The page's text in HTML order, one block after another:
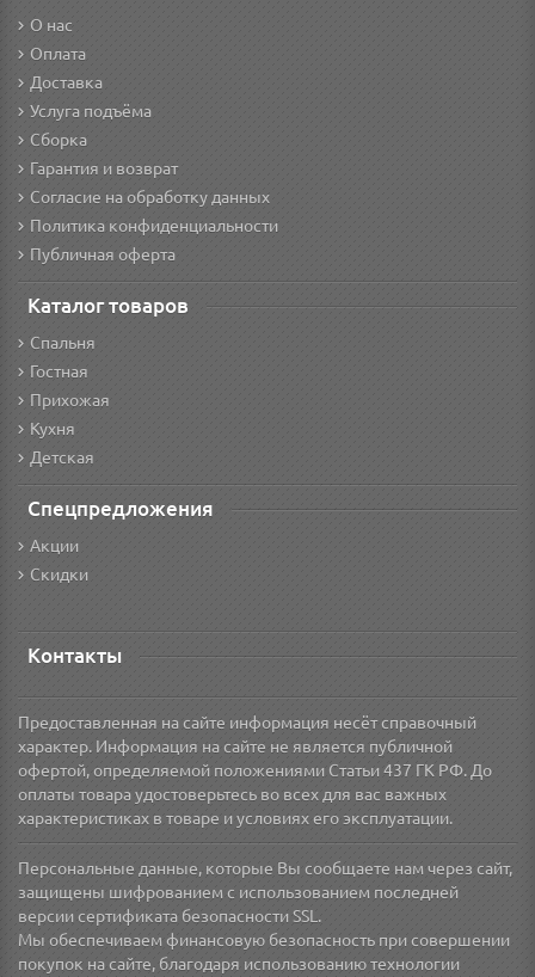
О нас
Оплата
Доставка
Услуга подъёма
Сборка
Гарантия и возврат
Согласие на обработку данных
Политика конфиденциальности
Публичная оферта
Каталог товаров
Спальня
Гостная
Прихожая
Кухня
Детская
Спецпредложения
Акции
Скидки
Контакты
Предоставленная на сайте информация несёт справочный
характер. Информация на сайте не является публичной
офертой, определяемой положениями Статьи 437 ГК РФ. До
оплаты товара удостоверьтесь во всех для вас важных
характеристиках в товаре и условиях его эксплуатации.
Персональные данные, которые Вы сообщаете нам через сайт,
защищены шифрованием с использованием последней
версии сертификата безопасности SSL.
Мы обеспечиваем финансовую безопасность при совершении
покупок на сайте, благодаря использованию технологии